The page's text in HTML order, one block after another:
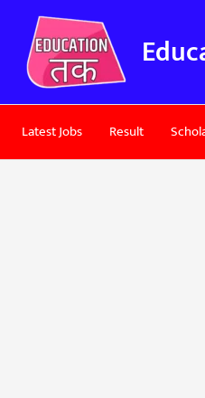
Latest Jobs Result